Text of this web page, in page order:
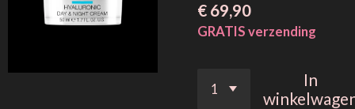
€ 69,90
GRATIS verzending
In